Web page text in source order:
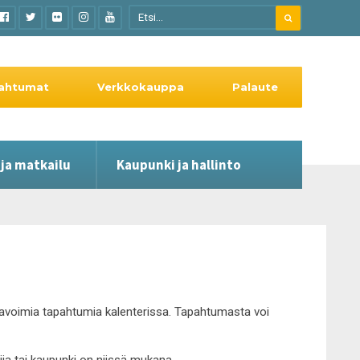
ja matkailu Kaupunki ja hallinto
Verkkokauppa Palaute
tapahtumia kalenterissa. Tapahtumasta voi